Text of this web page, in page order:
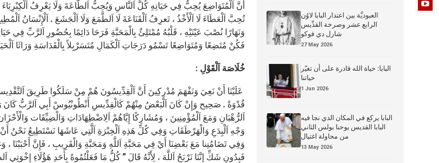
أَنَّ اَلْمُتَوَاضِعَ يُحِبُّ فِي حَيَاتِهِ كُلَّ اَلنَّاسِ وَيُحِبُّ اَلطَّاعَةَ وَلَا يَعْرِفُ
تُحِبَّ اَلْعَطَاءَ لَا اَلْأَخْذُ ، تَعرِفُ اَلْقَنَاعَةَ لَا اَلطَّمَعَ وَلَا اَلْجَشَعَ . اَلْإِنْسَانُ
وَنَهَارًا نُصْبَ عَيْنَيْهِ ، قَلْبُهُ مُمْتَلِئٌ بِالْمَحَبَّةِ فَرَحَا دَائِمًا بِحُضُورِ اَلرَّبِّ فِي
فَكُنْ مُتَضِعًا وَمُتَوَاضِعًا تَسْمُو دَرَجَاتِ اَلْكَمَالِ مُتَسَرْبِلاً بِالْقَدَاسَةِ وَرَاثَا
خُلَاصَة اَلْقَوْلِ :
عَلَيْنَا أَنْ نَعِيَ وَنَفْهَمَ مُدْرِكِينَ أَنَّ اَلْقِدِّيسُونَ هُمْ مِنْ سَلَكُوا طَرِيقَ
قُدْوَةً . صَحِيح وَإِنْ كَانَ اَلْبَعْضُ مِنْهُمْ كَالْقِدِّيسِ أَنْطُونْيُوسْ أَبِي اَلرَّبُّ كَانَ
اَلرُّهْبَانِ وَمَعَ اَلْمُؤْمِنِينَ ، وَمُشَارِكًا إِيَّاهُمْ اَلِاضْطِهَادَاتِ وَالْضِيِّقَات
وَجْهِ اَلْبِدَعِ وَالْهَرْطَقَاتِ وَفِي كُلِّ هَذِهِ اَلْخِبْرَةِ اَلَّتِي عَاشَهَا نَسْتَطِيعُ نَحْنُ أَنْ
وَفِي تَضَامُنِنا مَعَ بَعْضِنَا أَيْ فِي مَحَبَّةِ اَللَّهِ وَمَحَبَّةِ وَالْقَرِيبِ ، فَإِنَّ أَحْبَبْنَا ،
فَبِدُونِ شَكِّ إنَّنَا نَرْبَحُ اَللَّهَ ، لِأَنَّهُ قَالَ ” كُلُّ مَا فَعَلْتُمُوهُ بِأَحَدِ هَؤُلَاءِ إِخْوَتِي
العبوديَّة بين اعتذار البابا لاوُن
الرابع عشر وصرخة القدِّيس
شارل دي فوكو
27 May 2026
البابا: حياة الله قادرة على أن تغيّر
حياتنا
1 Jun 2026
البابا يركع في المكان الذي نجا فيه
البابا القديس يوحنا بولس الثاني
من محاولة اغتيال
13 May 2026